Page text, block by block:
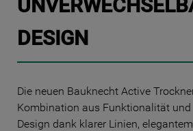
DESIGN
Die neuen Bauknecht Active
Kombination aus Funktionalität und
Design dank klarer Linien,